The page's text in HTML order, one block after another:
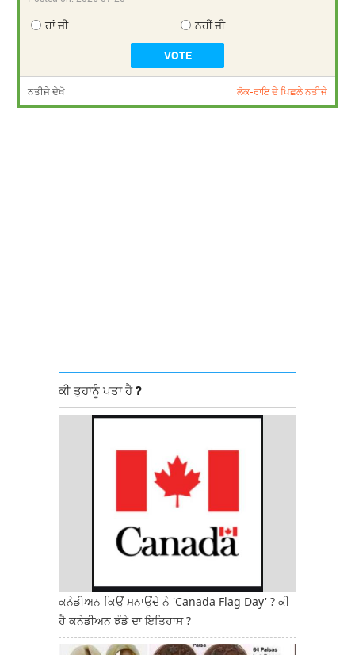
ਹਾਂ ਜੀ ਨਹੀਂ ਜੀ
ਨਤੀਜੇ ਦੇਖੋ ਲੋਕ-ਰਾਇ ਦੇ ਪਿਛਲੇ ਨਤੀਜੇ
ਕੀ ਤੁਹਾਨੂੰ ਪਤਾ ਹੈ ?
ਕਨੇਡੀਅਨ ਕਿਉਂ ਮਨਾਉਂਦੇ ਨੇ 'Canada Flag Day' ? ਕੀ
ਹੈ ਕਨੇਡੀਅਨ ਝੰਡੇ ਦਾ ਇਤਿਹਾਸ ?